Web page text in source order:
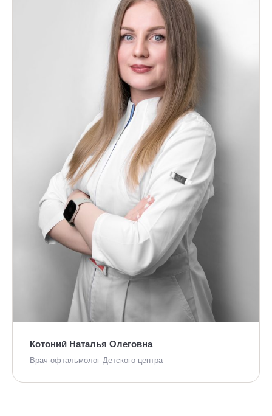
Котоний Наталья Олеговна
Врач-офтальмолог Детского центра